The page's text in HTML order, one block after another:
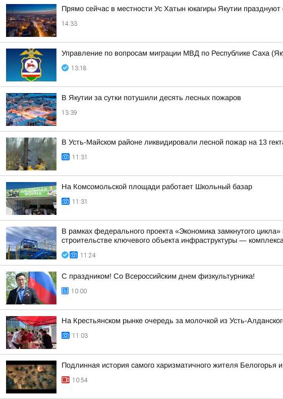
Прямо сейчас в местности Ус Хатын юкагиры Якутии
14:33
Управление по вопросам миграции МВД по Республике Саха
13:18
В Якутии за сутки потушили десять лесных пожаров
13:39
В Усть-Майском районе ликвидировали лесной пожар на 13
11:31
На Комсомольской площади работает Школьный базар
11:31
В рамках федерального проекта «Экономика замкнутого
строительстве ключевого объекта инфраструктуры —
11:24
С праздником! Со Всероссийским днем физкультурника!
10:00
На Крестьянском рынке очередь за молочкой из Усть-
11:03
Подлинная история самого харизматичного жителя
10:54